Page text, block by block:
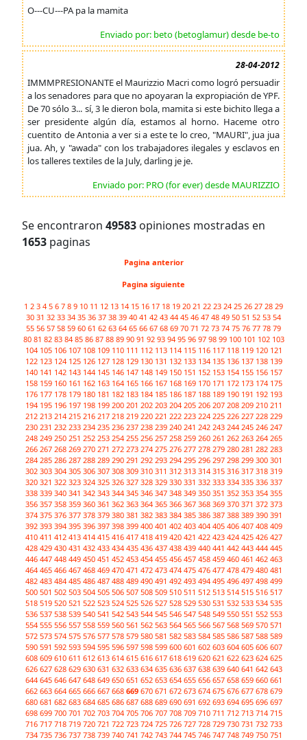
O---CU---PA pa la mamita
Enviado por: beto (betoglamur) desde be-to
28-04-2012
IMMMPRESIONANTE el Maurizzio Macri como logró persuadir
a los senadores para que no apoyaran la expropiación de YPF.
De 70 sólo 3... sí, 3 le dieron bola, mamita si este bichito llega a
ser presidente algún día, estamos al horno. Haceme otro
cuentito de Antonia a ver si a este te lo creo, "MAURI", jua jua
jua. Ah, y "awada" con los trabajadores ilegales y esclavos en
los talleres textiles de la July, darling je je.
Enviado por: PRO (for ever) desde MAURIZZIO
Se encontraron 49583 opiniones mostradas en
1653 paginas
Pagina anterior
Pagina siguiente
1 2 3 4 5 6 7 8 9 10 11 12 13 14 15 16 17 18 19 20 21 22 23 24 25 26 27 28 29
30 31 32 33 34 35 36 37 38 39 40 41 42 43 44 45 46 47 48 49 50 51 52 53 54
55 56 57 58 59 60 61 62 63 64 65 66 67 68 69 70 71 72 73 74 75 76 77 78 79
80 81 82 83 84 85 86 87 88 89 90 91 92 93 94 95 96 97 98 99 100 101 102 103
104 105 106 107 108 109 110 111 112 113 114 115 116 117 118 119 120 121
122 123 124 125 126 127 128 129 130 131 132 133 134 135 136 137 138 139
140 141 142 143 144 145 146 147 148 149 150 151 152 153 154 155 156 157
158 159 160 161 162 163 164 165 166 167 168 169 170 171 172 173 174 175
176 177 178 179 180 181 182 183 184 185 186 187 188 189 190 191 192 193
194 195 196 197 198 199 200 201 202 203 204 205 206 207 208 209 210 211
212 213 214 215 216 217 218 219 220 221 222 223 224 225 226 227 228 229
230 231 232 233 234 235 236 237 238 239 240 241 242 243 244 245 246 247
248 249 250 251 252 253 254 255 256 257 258 259 260 261 262 263 264 265
266 267 268 269 270 271 272 273 274 275 276 277 278 279 280 281 282 283
284 285 286 287 288 289 290 291 292 293 294 295 296 297 298 299 300 301
302 303 304 305 306 307 308 309 310 311 312 313 314 315 316 317 318 319
320 321 322 323 324 325 326 327 328 329 330 331 332 333 334 335 336 337
338 339 340 341 342 343 344 345 346 347 348 349 350 351 352 353 354 355
356 357 358 359 360 361 362 363 364 365 366 367 368 369 370 371 372 373
374 375 376 377 378 379 380 381 382 383 384 385 386 387 388 389 390 391
392 393 394 395 396 397 398 399 400 401 402 403 404 405 406 407 408 409
410 411 412 413 414 415 416 417 418 419 420 421 422 423 424 425 426 427
428 429 430 431 432 433 434 435 436 437 438 439 440 441 442 443 444 445
446 447 448 449 450 451 452 453 454 455 456 457 458 459 460 461 462 463
464 465 466 467 468 469 470 471 472 473 474 475 476 477 478 479 480 481
482 483 484 485 486 487 488 489 490 491 492 493 494 495 496 497 498 499
500 501 502 503 504 505 506 507 508 509 510 511 512 513 514 515 516 517
518 519 520 521 522 523 524 525 526 527 528 529 530 531 532 533 534 535
536 537 538 539 540 541 542 543 544 545 546 547 548 549 550 551 552 553
554 555 556 557 558 559 560 561 562 563 564 565 566 567 568 569 570 571
572 573 574 575 576 577 578 579 580 581 582 583 584 585 586 587 588 589
590 591 592 593 594 595 596 597 598 599 600 601 602 603 604 605 606 607
608 609 610 611 612 613 614 615 616 617 618 619 620 621 622 623 624 625
626 627 628 629 630 631 632 633 634 635 636 637 638 639 640 641 642 643
644 645 646 647 648 649 650 651 652 653 654 655 656 657 658 659 660 661
662 663 664 665 666 667 668 669 670 671 672 673 674 675 676 677 678 679
680 681 682 683 684 685 686 687 688 689 690 691 692 693 694 695 696 697
698 699 700 701 702 703 704 705 706 707 708 709 710 711 712 713 714 715
716 717 718 719 720 721 722 723 724 725 726 727 728 729 730 731 732 733
734 735 736 737 738 739 740 741 742 743 744 745 746 747 748 749 750 751